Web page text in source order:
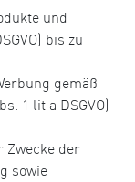
und
bis zu
gemäß
1 lit a DSGVO)
Zwecke der
sowie